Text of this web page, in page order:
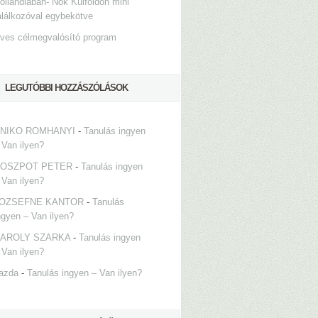
egybekötve
célmegvalósító program
LEGUTÓBBI HOZZÁSZÓLÁSOK
ROMHANYI - Tanulás ingyen
ilyen?
PETER - Tanulás ingyen
ilyen?
KANTOR - Tanulás
– Van ilyen?
SZARKA- Tanulás ingyen
ilyen?
- Tanulás ingyen – Van ilyen?